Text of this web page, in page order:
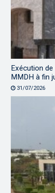
Exécution
MMDH à fin
31/07/2026